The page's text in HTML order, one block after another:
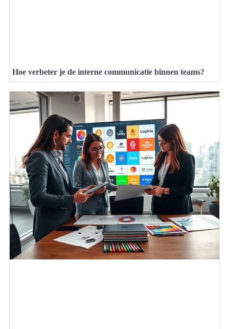
Hoe verbeter je de interne communicatie binnen teams?